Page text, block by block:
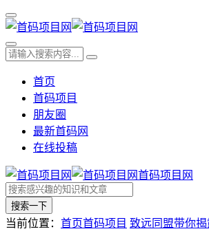
首页
首码项目
朋友圈
最新首码网
在线投稿
首码项目网
搜索一下
当前位置： 首页首码项目 致远同盟带你